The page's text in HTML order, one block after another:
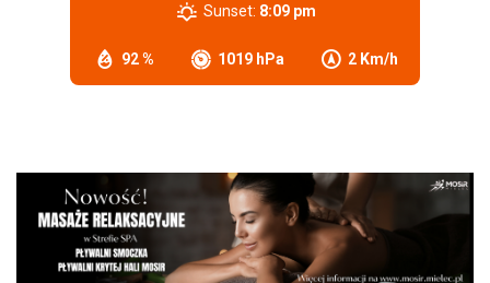
92 % 1019 hPa 2 Km/h
Sunset: 8:09 pm